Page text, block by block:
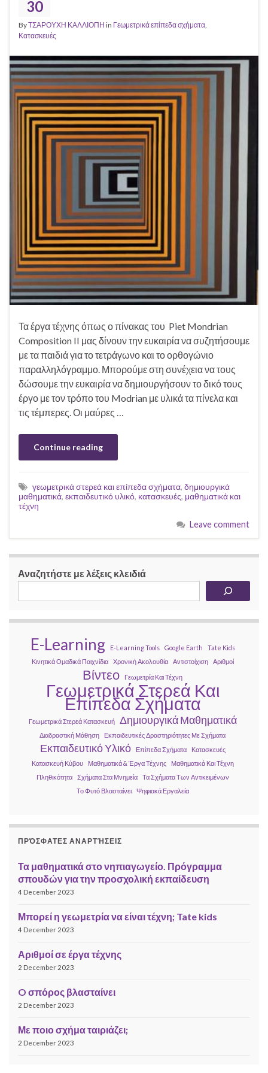
30
ByΤΣΑΡΟΥΧΗ ΚΑΛΛΙΟΠΗ in Γεωμετρικά επίπεδα σχήματα
Κατασκευές
Τα έργα τέχνης όπως ο πίνακας του Piet Mondrian
Composition II μας δίνουν την ευκαιρία να συζητήσουμε
με τα παιδιά για το τετράγωνο και το ορθογώνιο
παραλληλόγραμμο. Μπορούμε στη συνέχεια να τους
δώσουμε την ευκαιρία να δημιουργήσουν το δικό τους
έργο με τον τρόπο του Modrian με υλικά τα πίνελα και
τις τέμπερες. Οι μαύρες …
Continue reading
γεωμετρικά στερεά και επίπεδα σχήματα, δημιουργικά
μαθηματικά, εκπαιδευτικό υλικό, κατασκευές, μαθηματικά και
τέχνη
Leave comment
Αναζητήστε με λέξεις κλειδιά
E-Learning E-Learning Tools Google Earth
Tate Kids
Κινητικά Ομαδικά Παιχνίδια
Χρονική Ακολουθία Αντιστοίχιση Αριθμοί
Βίντεο Γεωμετρία Και Τέχνη
Γεωμετρικά Στερεά Και
Επίπεδα Σχήματα
Γεωμετρικά Στερεά Κατασκευή Δημιουργικά Μαθηματικά
Διαδραστική Μάθηση Εκπαιδευτικές Δραστηριότητες Με Σχήματα
Εκπαιδευτικό Υλικό Επίπεδα Σχήματα
Κατασκευές
Κατασκευή Κύβου
Μαθηματικά & Έργα Τέχνης
Μαθηματικά Και Τέχνη
Πληθικότητα
Σχήματα Στα Μνημεία
Τα Σχήματα Των Αντικειμένων
Το Φυτό Βλασταίνει
Ψηφιακά Εργαλεία
ΠΡΌΣΦΑΤΕΣ ΑΝΑΡΤΉΣΕΙΣ
Τα μαθηματικά στο νηπιαγωγείο. Πρόγραμμα
σπουδών για την προσχολική εκπαίδευση
4 December 2023
Μπορεί η γεωμετρία να είναι τέχνη; Tate kids
4 December 2023
Αριθμοί σε έργα τέχνης
2 December 2023
O σπόρος βλασταίνει
2 December 2023
Με ποιο σχήμα ταιριάζει;
2 December 2023